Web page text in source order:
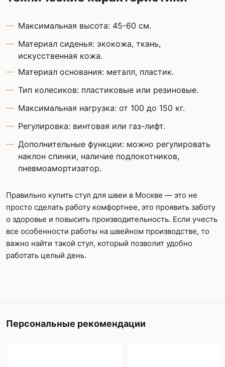
Максимальная высота: 45-60 см.
Материал сиденья: экокожа, ткань,
искусственная кожа.
Материал основания: металл, пластик.
Тип колесиков: пластиковые или резиновые.
Максимальная нагрузка: от 100 до 150 кг.
Регулировка: винтовая или газ-лифт.
Дополнительные функции: можно регулировать
наклон спинки, наличие подлокотников,
пневмоамортизатор.
Правильно купить стул для швеи в Москве — это не
просто сделать работу комфортнее, это проявить заботу
о здоровье и повысить производительность. Если учесть
все особенности работы на швейном производстве, то
важно найти такой стул, который позволит удобно
работать целый день.
Персональные рекомендации